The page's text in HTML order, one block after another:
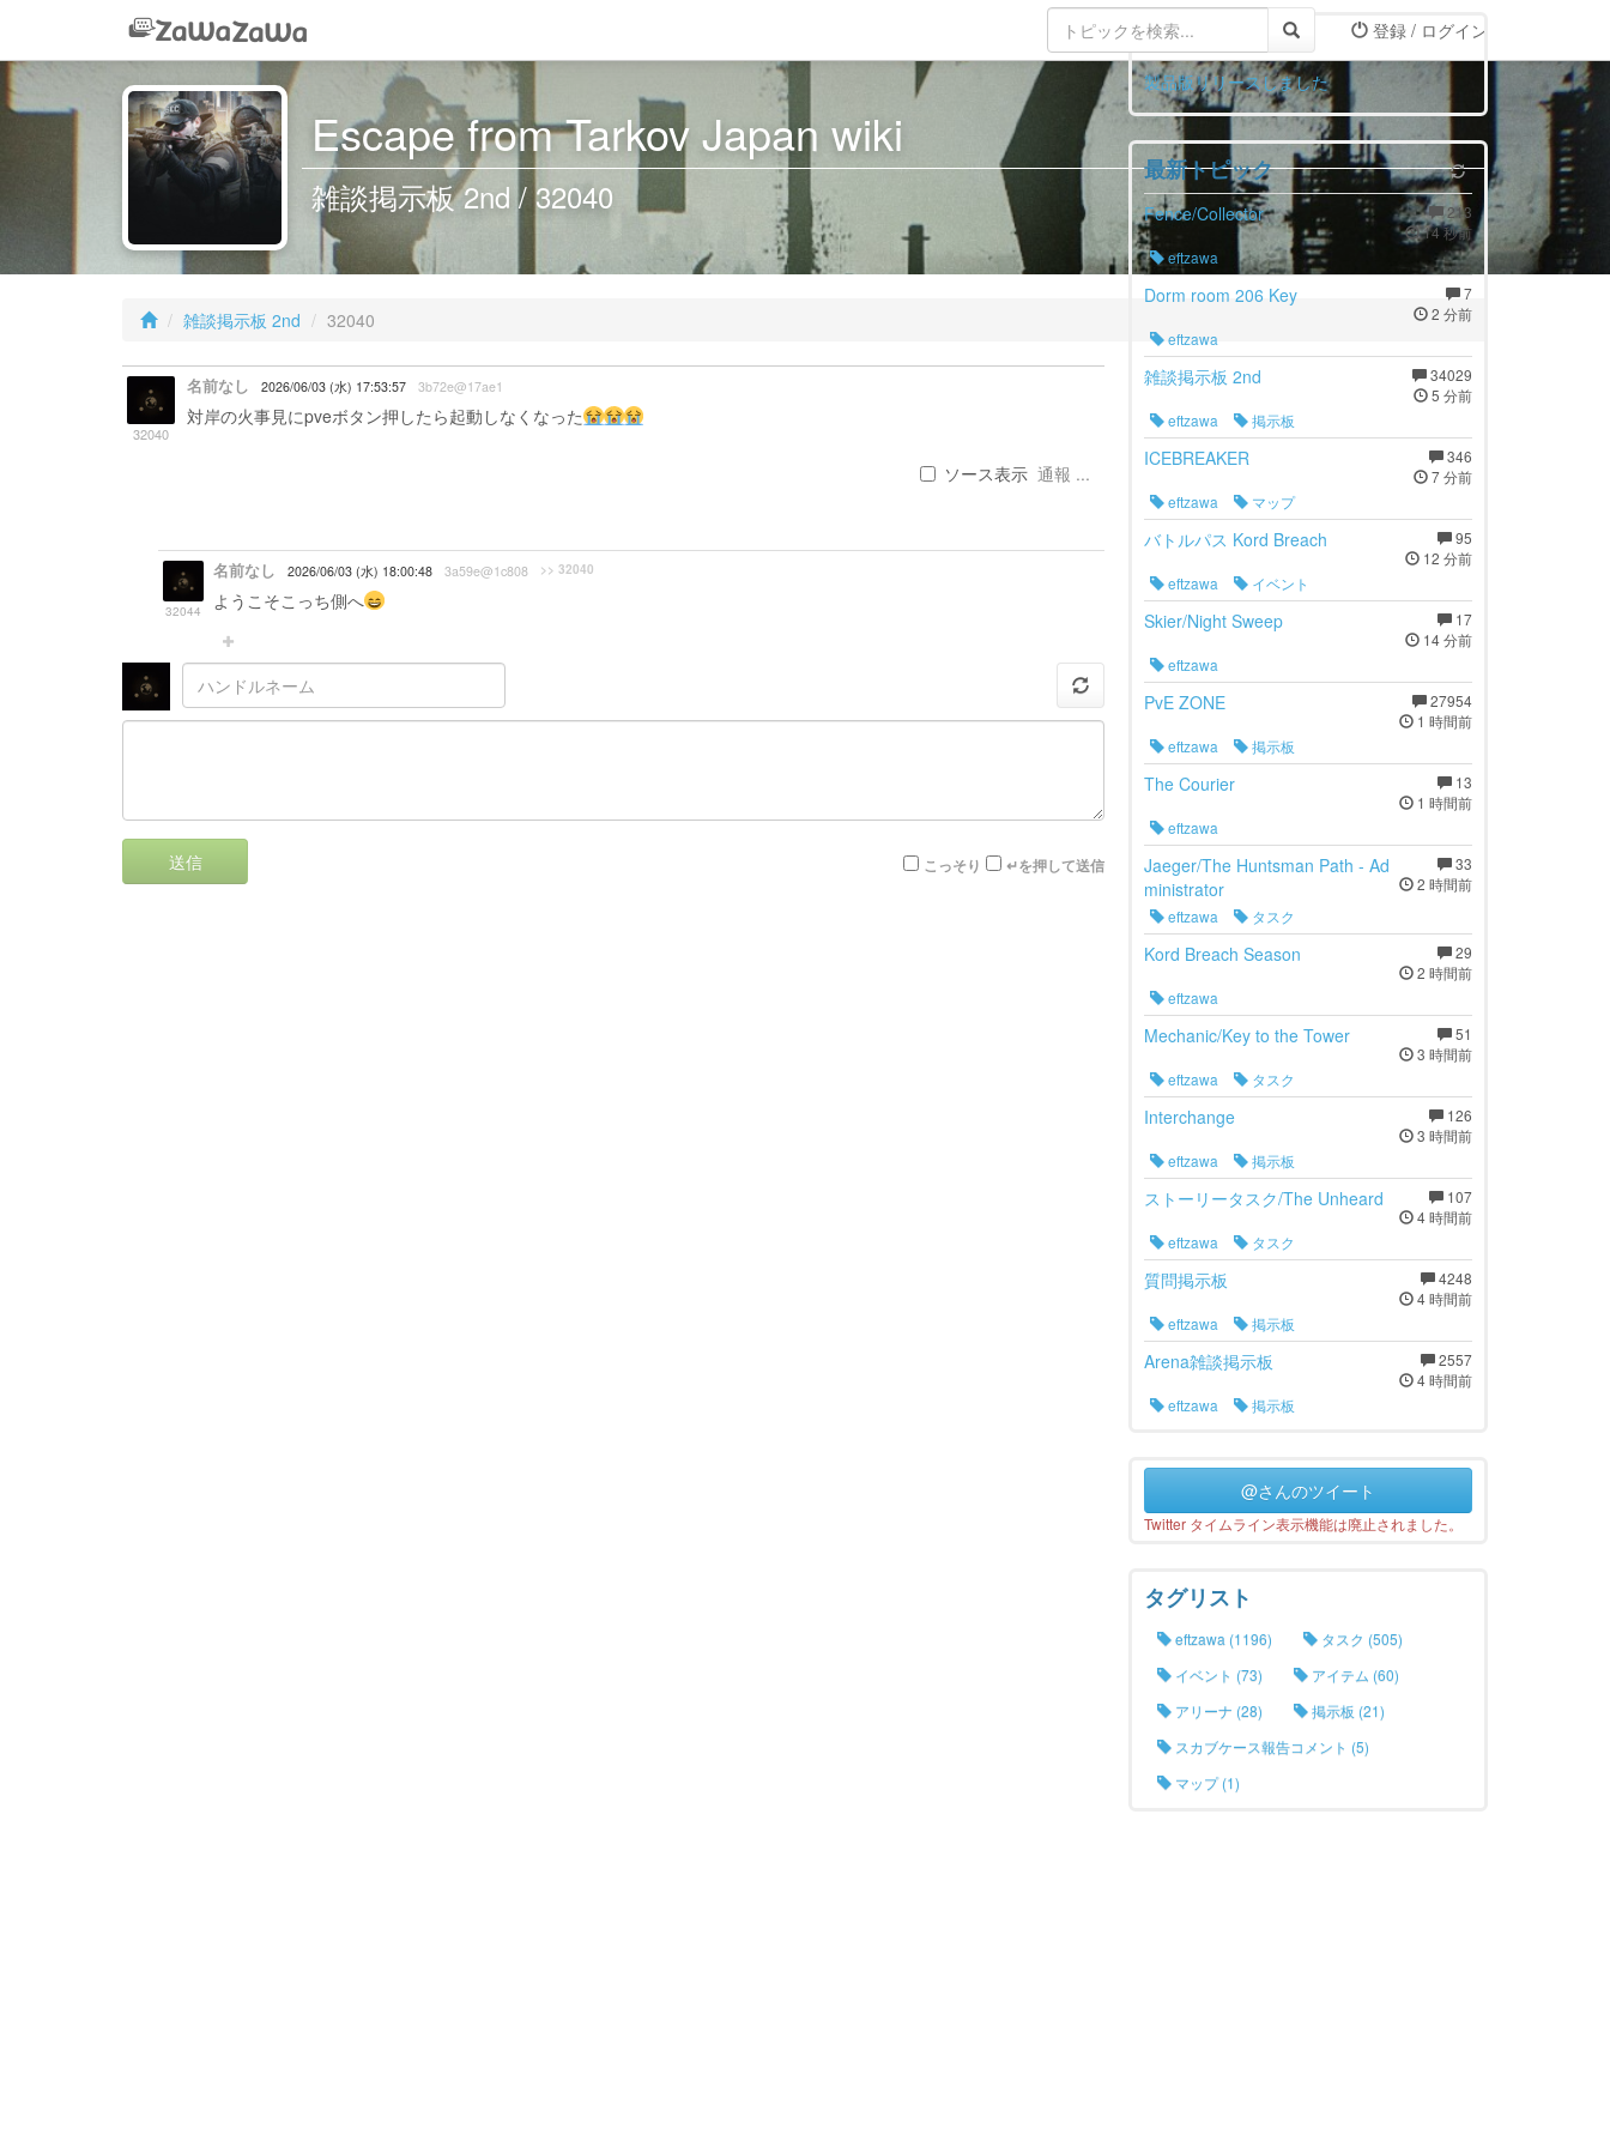
登録 / ログイン
Escape from Tarkov Japan wiki
雑談掲示板 2nd / 32040
雑談掲示板 2nd 32040
32040
名前なし 2026/06/03 (水) 17:53:57 3b72e@17ae1
対岸の火事見にpveボタン押したら起動しなくなった
ソース表示 通報 ...
32044
名前なし 2026/06/03 (水) 18:00:48 3a59e@1c808 >> 32040
ようこそこっち側へ
送信 こっそり ↵を押して送信
お知らせ
製品版リリースしました
最新トピック
213
14 秒前
Fence/Collector
eftzawa
7
2 分前
Dorm room 206 Key
eftzawa
34029
5 分前
雑談掲示板 2nd
eftzawa
掲示板
346
7 分前
ICEBREAKER
eftzawa
マップ
95
12 分前
バトルパス Kord Breach
eftzawa
イベント
17
14 分前
Skier/Night Sweep
eftzawa
27954
1 時間前
PvE ZONE
eftzawa
掲示板
13
1 時間前
The Courier
eftzawa
33
2 時間前
Jaeger/The Huntsman Path - Ad
ministrator
eftzawa
タスク
29
2 時間前
Kord Breach Season
eftzawa
51
3 時間前
Mechanic/Key to the Tower
eftzawa
タスク
126
3 時間前
Interchange
eftzawa
掲示板
107
4 時間前
ストーリータスク/The Unheard
eftzawa
タスク
4248
4 時間前
質問掲示板
eftzawa
掲示板
2557
4 時間前
Arena雑談掲示板
eftzawa 掲示板
@さんのツイート
Twitter タイムライン表示機能は廃止されました。
タグリスト
eftzawa (1196)
タスク (505)
イベント (73)
アイテム (60)
アリーナ (28)
掲示板 (21)
スカブケース報告コメント (5)
マップ (1)